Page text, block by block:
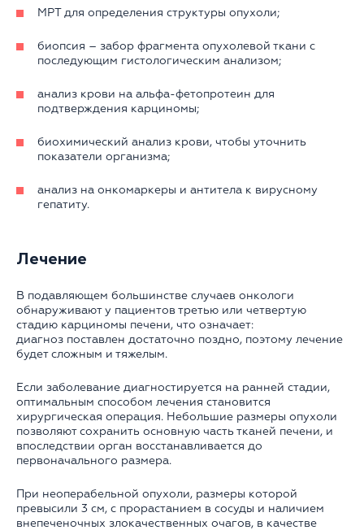
МРТ для определения структуры опухоли;
биопсия – забор фрагмента опухолевой ткани с
последующим гистологическим анализом;
анализ крови на альфа-фетопротеин для
подтверждения карциномы;
биохимический анализ крови, чтобы уточнить
показатели организма;
анализ на онкомаркеры и антитела к вирусному
гепатиту.
Лечение
В подавляющем большинстве случаев онкологи
обнаруживают у пациентов третью или четвертую
стадию карциномы печени, что означает:
диагноз поставлен достаточно поздно, поэтому лечение
будет сложным и тяжелым.
Если заболевание диагностируется на ранней стадии,
оптимальным способом лечения становится
хирургическая операция. Небольшие размеры опухоли
позволяют сохранить основную часть тканей печени, и
впоследствии орган восстанавливается до
первоначального размера.
При неоперабельной опухоли, размеры которой
превысили 3 см, с прорастанием в сосуды и наличием
внепеченочных злокачественных очагов, в качестве